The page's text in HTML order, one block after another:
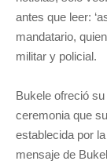
antes que leer:
mandatario,
militar y policial.
Bukele ofreció
ceremonia que
establecida por
mensaje de